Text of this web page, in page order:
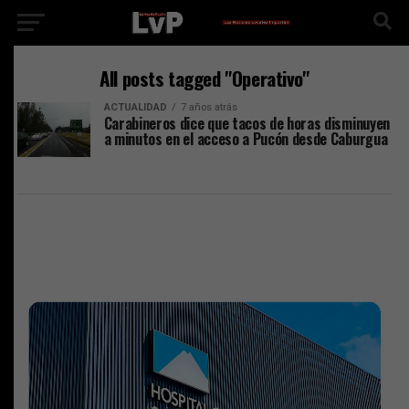
All posts tagged "Operativo"
ACTUALIDAD 7 años atrás
Carabineros dice que tacos de horas disminuyen
a minutos en el acceso a Pucón desde Caburgua